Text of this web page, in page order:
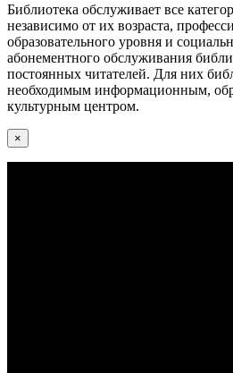
Библиотека обслуживает все
независимо от их возраста,
образовательного уровня и
абонементного обслуживания
постоянных читателей. Для них
необходимым информационным,
культурным центром.
×